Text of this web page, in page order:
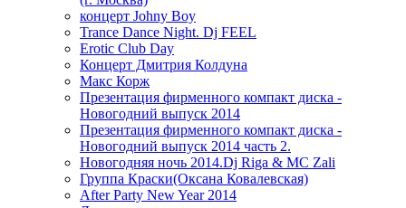
концерт Johny Boy
Trance Dance Night. Dj FEEL
Erotic Club Day
Концерт Дмитрия Колдуна
Макс Корж
Презентация фирменного компакт диска -
Новогодний выпуск 2014
Презентация фирменного компакт диска -
Новогодний выпуск 2014 часть 2.
Новогодняя ночь 2014.Dj Riga & MC Zali
Группа Краски(Оксана Ковалевская)
After Party New Year 2014